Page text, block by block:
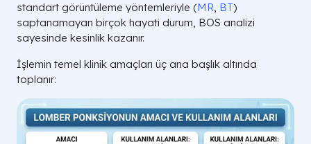
standart görüntüleme yöntemleriyle (MR, BT)
saptanamayan birçok hayati durum, BOS analizi
sayesinde kesinlik kazanır.
İşlemin temel klinik amaçları üç ana başlık altında
toplanır: